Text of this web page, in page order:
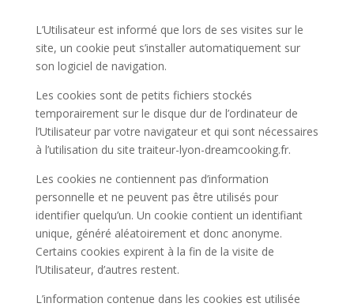
L’Utilisateur est informé que lors de ses visites sur le
site, un cookie peut s’installer automatiquement sur
son logiciel de navigation.
Les cookies sont de petits fichiers stockés
temporairement sur le disque dur de l’ordinateur de
l’Utilisateur par votre navigateur et qui sont nécessaires
à l’utilisation du site traiteur-lyon-dreamcooking.fr.
Les cookies ne contiennent pas d’information
personnelle et ne peuvent pas être utilisés pour
identifier quelqu’un. Un cookie contient un identifiant
unique, généré aléatoirement et donc anonyme.
Certains cookies expirent à la fin de la visite de
l’Utilisateur, d’autres restent.
L’information contenue dans les cookies est utilisée